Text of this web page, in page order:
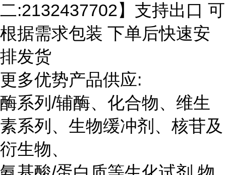
二:2132437702】支持出口 可
根据需求包装 下单后快速安
排发货
更多优势产品供应:
酶系列/辅酶、化合物、维生
素系列、生物缓冲剂、核苷及
衍生物、